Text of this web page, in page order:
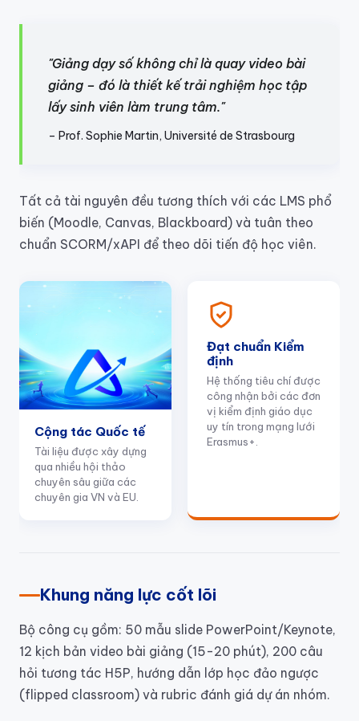
"Giảng dạy số không chỉ là quay video bài
giảng – đó là thiết kế trải nghiệm học tập
lấy sinh viên làm trung tâm."
– Prof. Sophie Martin, Université de Strasbourg
Tất cả tài nguyên đều tương thích với các LMS phổ
biến (Moodle, Canvas, Blackboard) và tuân theo
chuẩn SCORM/xAPI để theo dõi tiến độ học viên.
Cộng tác Quốc tế
Tài liệu được xây dựng
qua nhiều hội thảo
chuyên sâu giữa các
chuyên gia VN và EU.
Đạt chuẩn Kiểm
định
Hệ thống tiêu chí được
công nhận bởi các đơn
vị kiểm định giáo dục
uy tín trong mạng lưới
Erasmus+.
Khung năng lực cốt lõi
Bộ công cụ gồm: 50 mẫu slide PowerPoint/Keynote,
12 kịch bản video bài giảng (15-20 phút), 200 câu
hỏi tương tác H5P, hướng dẫn lớp học đảo ngược
(flipped classroom) và rubric đánh giá dự án nhóm.